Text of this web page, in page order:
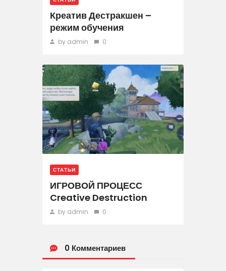
Креатив Дестракшен –
режим обучения
by admin 0
СТАТЬИ
ИГРОВОЙ ПРОЦЕСС
Creative Destruction
by admin 0
0 Комментариев